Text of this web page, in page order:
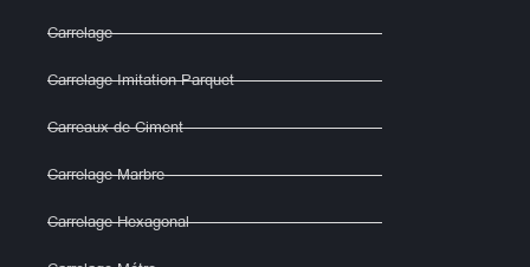
Carrelage
Carrelage Imitation Parquet
Carreaux de Ciment
Carrelage Marbre
Carrelage Hexagonal